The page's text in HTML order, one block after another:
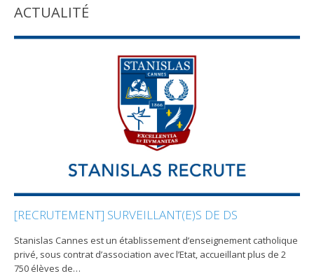
ACTUALITÉ
[RECRUTEMENT] SURVEILLANT(E)S DE DS
Stanislas Cannes est un établissement d’enseignement catholique
privé, sous contrat d’association avec l’Etat, accueillant plus de 2
750 élèves de…